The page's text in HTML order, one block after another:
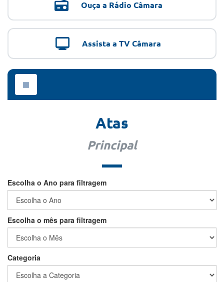
Ouça a Rádio Câmara
Assista a TV Câmara
Menu
de
Atas
Principal
Escolha o Ano para filtragem
Escolha o mês para filtragem
Categoria